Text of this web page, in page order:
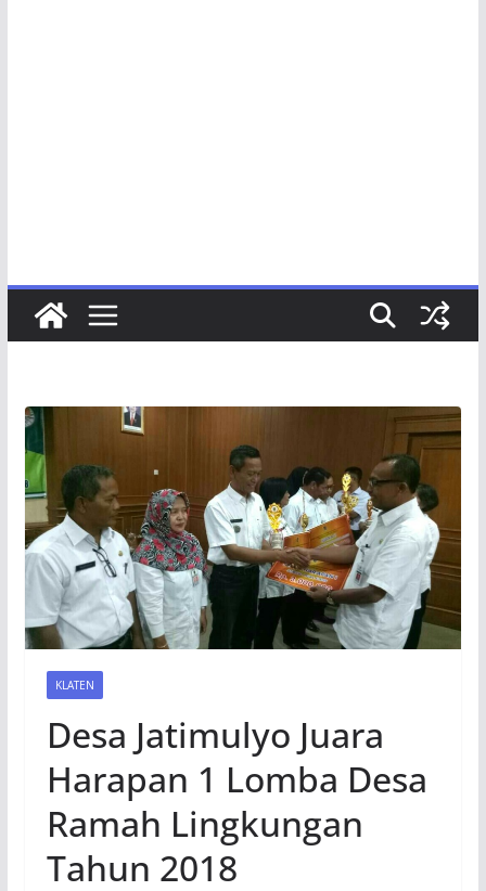
KLATEN
Desa Jatimulyo Juara
Harapan 1 Lomba Desa
Ramah Lingkungan
Tahun 2018